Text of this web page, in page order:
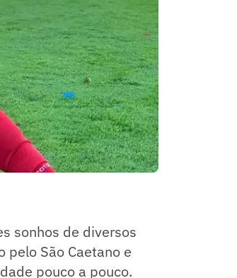
sonhos de diversos
São Caetano e
pouco a pouco.